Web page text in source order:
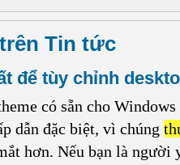
Tin tức
để tùy chỉnh
có sẵn cho
dẫn đặc biệt, vì chúng
hơn. Nếu bạn là người